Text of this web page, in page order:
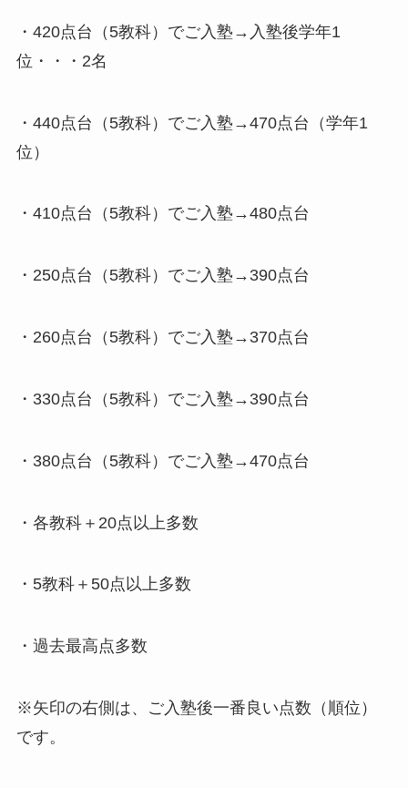
・420点台（5教科）でご入塾→入塾後学年1
位・・・2名
・440点台（5教科）でご入塾→470点台（学年1
位）
・410点台（5教科）でご入塾→480点台
・250点台（5教科）でご入塾→390点台
・260点台（5教科）でご入塾→370点台
・330点台（5教科）でご入塾→390点台
・380点台（5教科）でご入塾→470点台
・各教科＋20点以上多数
・5教科＋50点以上多数
・過去最高点多数
※矢印の右側は、ご入塾後一番良い点数（順位）
です。